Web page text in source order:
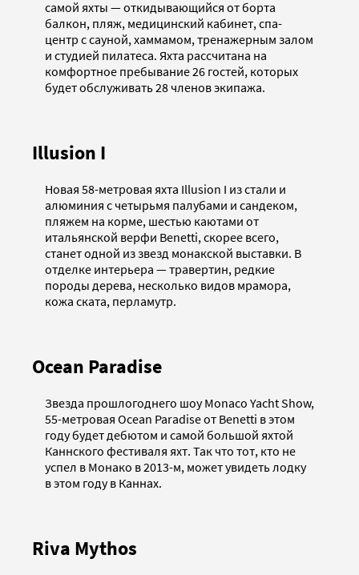
самой яхты — откидывающийся от борта
балкон, пляж, медицинский кабинет, спа-
центр с сауной, хаммамом, тренажерным залом
и студией пилатеса. Яхта рассчитана на
комфортное пребывание 26 гостей, которых
будет обслуживать 28 членов экипажа.
Illusion I
Новая 58-метровая яхта Illusion I из стали и
алюминия с четырьмя палубами и сандеком,
пляжем на корме, шестью каютами от
итальянской верфи Benetti, скорее всего,
станет одной из звезд монакской выставки. В
отделке интерьера — травертин, редкие
породы дерева, несколько видов мрамора,
кожа ската, перламутр.
Ocean Paradise
Звезда прошлогоднего шоу Monaco Yacht Show,
55-метровая Ocean Paradise от Benetti в этом
году будет дебютом и самой большой яхтой
Каннского фестиваля яхт. Так что тот, кто не
успел в Монако в 2013-м, может увидеть лодку
в этом году в Каннах.
Riva Mythos